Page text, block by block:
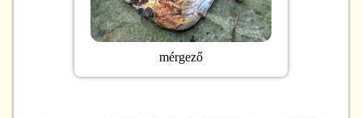
mérgező